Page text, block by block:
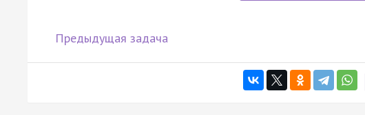
Предыдущая задача